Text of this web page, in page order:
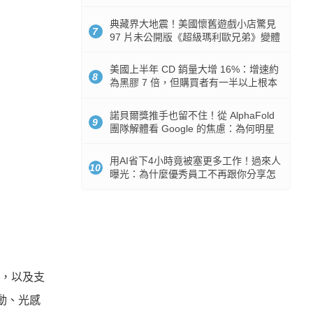
以及支
、光感
7
典藏界大地震！美國懷舊遊戲小店驚見
97 片未公開版《超級瑪利歐兄弟》變體
8
美國上半年 CD 銷量大增 16%：增速約
為黑膠 7 倍，但購買者有一半以上根本
9
諾貝爾獎推手也留不住！從 AlphaFold
團隊解體看 Google 的焦慮：為何明星
10
用AI省下4小時竟被塞更多工作！過來人
曝光：為什麼優秀員工不再跟你分享怎